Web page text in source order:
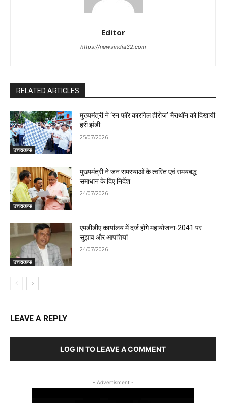
Editor
https://newsindia32.com
RELATED ARTICLES
उत्तराखण्ड
मुख्यमंत्री ने ‘रन फॉर कारगिल हीरोज’ मैराथॉन को दिखायी
हरी झंडी
25/07/2026
उत्तराखण्ड
मुख्यमंत्री ने जन समस्याओं के त्वरित एवं समयबद्ध
समाधान के दिए निर्देश
24/07/2026
उत्तराखण्ड
एमडीडीए कार्यालय में दर्ज होंगे महायोजना-2041 पर
सुझाव और आपत्तियां
24/07/2026
LEAVE A REPLY
LOG IN TO LEAVE A COMMENT
- Advertisment -